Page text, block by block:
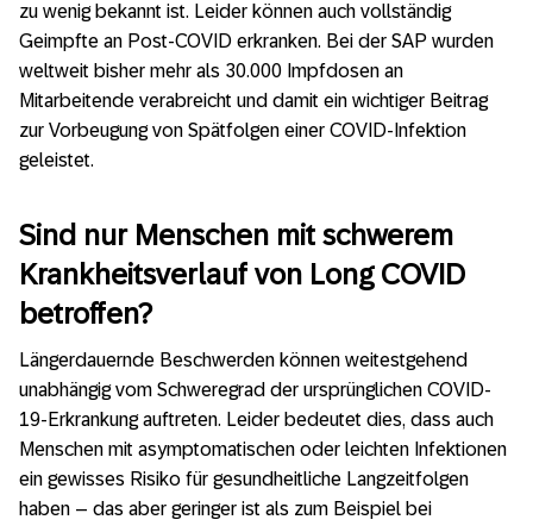
zu wenig bekannt ist. Leider können auch vollständig
Geimpfte an Post-COVID erkranken. Bei der SAP wurden
weltweit bisher mehr als 30.000 Impfdosen an
Mitarbeitende verabreicht und damit ein wichtiger Beitrag
zur Vorbeugung von Spätfolgen einer COVID-Infektion
geleistet.
Sind nur Menschen mit schwerem
Krankheitsverlauf von Long COVID
betroffen?
Längerdauernde Beschwerden können weitestgehend
unabhängig vom Schweregrad der ursprünglichen COVID-
19-Erkrankung auftreten. Leider bedeutet dies, dass auch
Menschen mit asymptomatischen oder leichten Infektionen
ein gewisses Risiko für gesundheitliche Langzeitfolgen
haben – das aber geringer ist als zum Beispiel bei